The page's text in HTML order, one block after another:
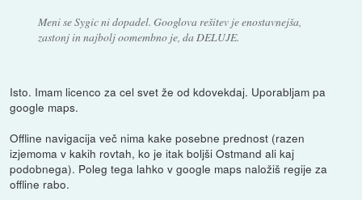
Meni se Sygic ni dopadel. Googlova rešitev je enostavnejša,
zastonj in najbolj oomembno je, da DELUJE.
Isto. Imam licenco za cel svet že od kdovekdaj. Uporabljam pa
google maps.
Offline navigacija več nima kake posebne prednost (razen
izjemoma v kakih rovtah, ko je itak boljši Ostmand ali kaj
podobnega). Poleg tega lahko v google maps naložiš regije za
offline rabo.